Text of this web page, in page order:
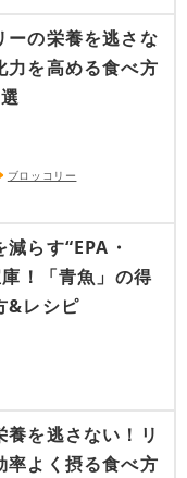
ーの栄養を逃さな
力を高める食べ方
ブロッコリー
らす“EPA・
！「青魚」の得
&レシピ
養を逃さない！リ
率よく摂る食べ方